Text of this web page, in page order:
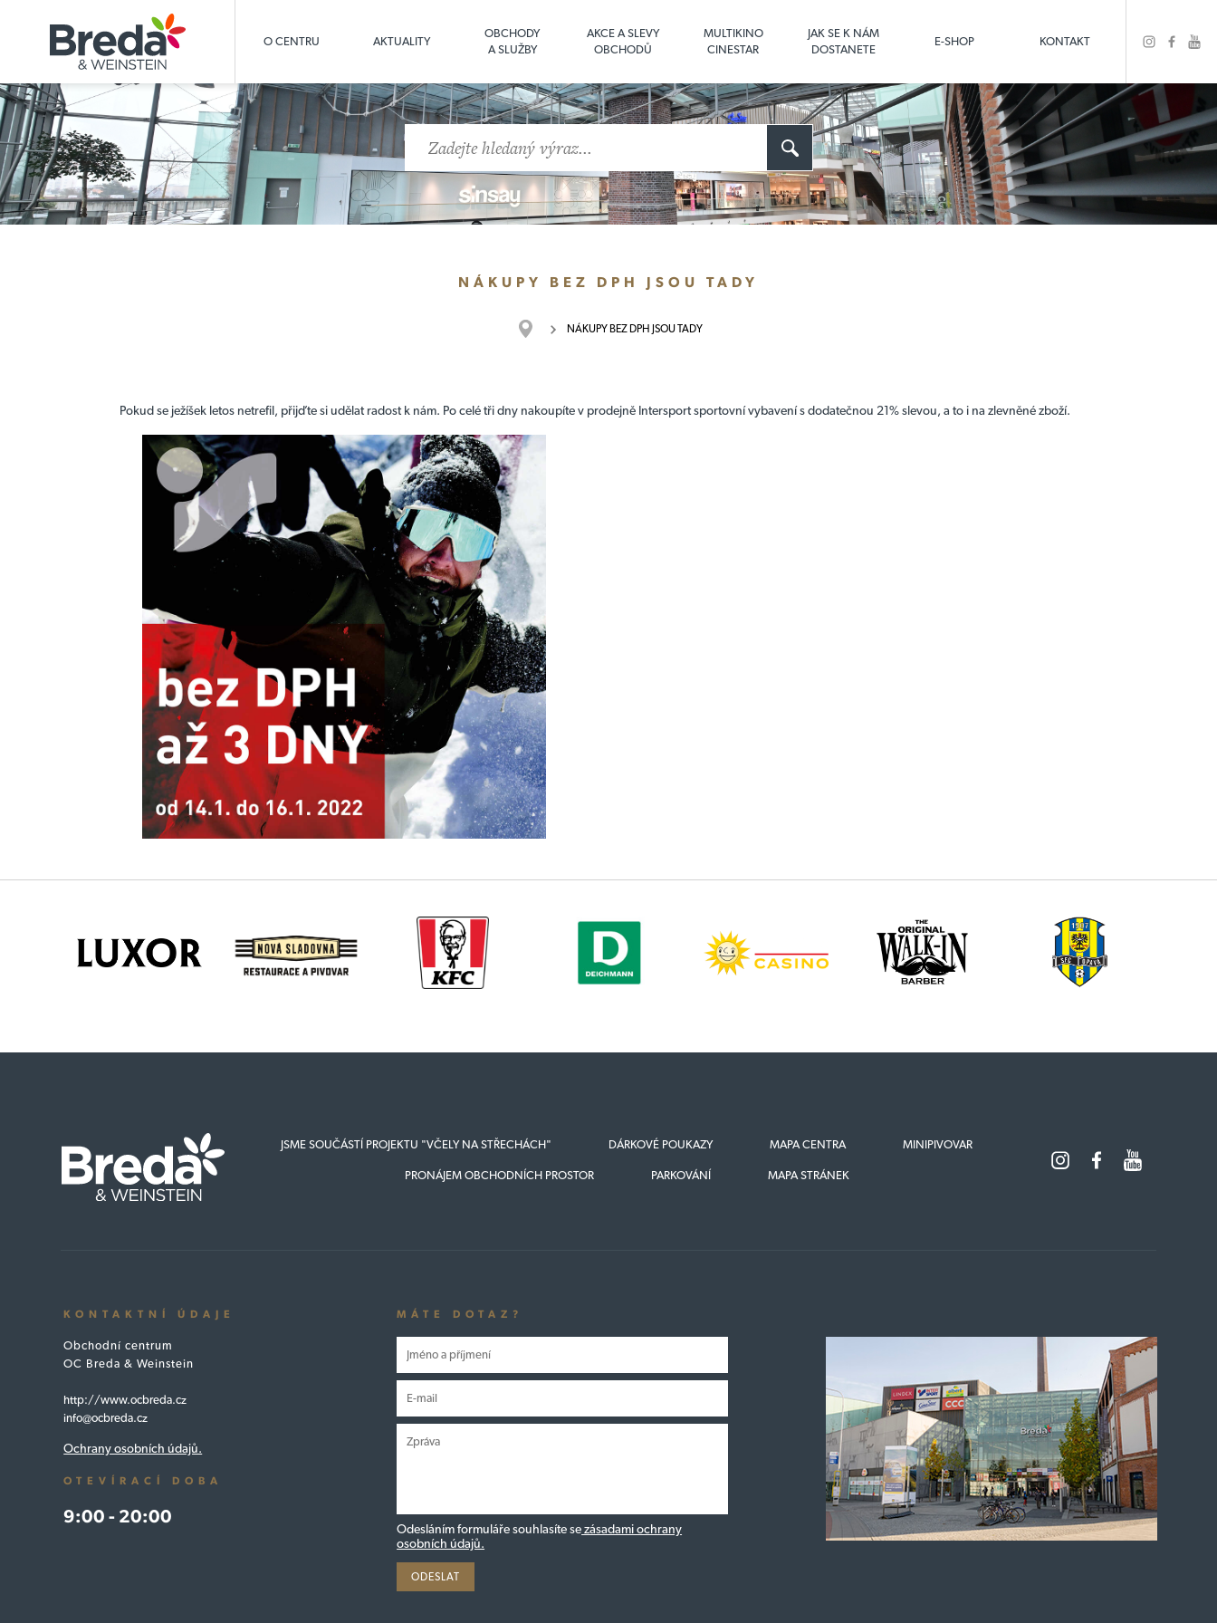
O CENTRU AKTUALITY
OBCHODY
A SLUŽBY
AKCE A SLEVY
OBCHODŮ
MULTIKINO
CINESTAR
JAK SE K NÁM
DOSTANETE
E-SHOP KONTAKT
NÁKUPY BEZ DPH JSOU TADY
NÁKUPY BEZ DPH JSOU TADY
Pokud se ježíšek letos netrefil, přijďte si udělat radost k nám. Po celé tři dny nakoupíte v prodejně Intersport sportovní vybavení s dodatečnou 21% slevou, a to i na zlevněné zboží.
JSME SOUČÁSTÍ PROJEKTU "VČELY NA STŘECHÁCH" DÁRKOVÉ POUKAZY MAPA CENTRA MINIPIVOVAR
PRONÁJEM OBCHODNÍCH PROSTOR PARKOVÁNÍ MAPA STRÁNEK
KONTAKTNÍ ÚDAJE
Obchodní centrum
OC Breda & Weinstein
http://www.ocbreda.cz
info@ocbreda.cz
Ochrany osobních údajů.
OTEVÍRACÍ DOBA
9:00 - 20:00
MÁTE DOTAZ?
Odesláním formuláře souhlasíte sezásadami ochrany
osobních údajů.